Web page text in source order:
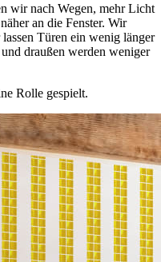
wir nach Wegen, mehr Licht
an die Fenster. Wir
Türen ein wenig länger
draußen werden weniger
Rolle gespielt.